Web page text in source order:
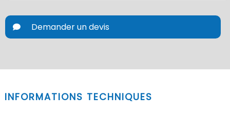
Demander un devis
INFORMATIONS TECHNIQUES